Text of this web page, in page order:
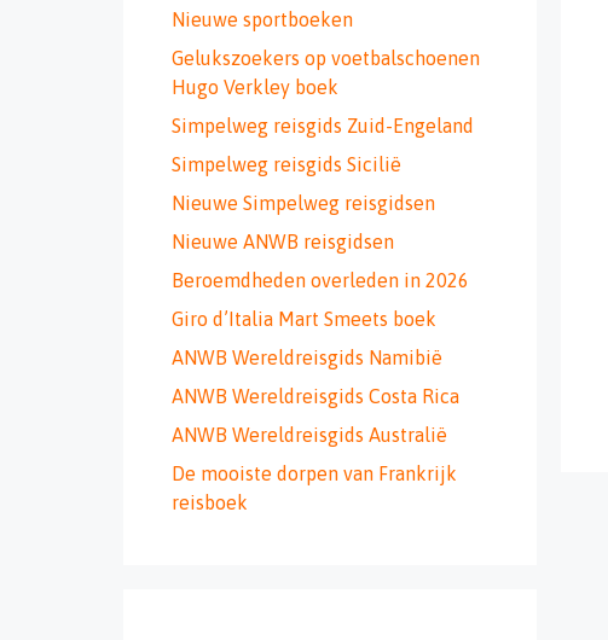
Nieuwe sportboeken
Gelukszoekers op voetbalschoenen
Hugo Verkley boek
Simpelweg reisgids Zuid-Engeland
Simpelweg reisgids Sicilië
Nieuwe Simpelweg reisgidsen
Nieuwe ANWB reisgidsen
Beroemdheden overleden in 2026
Giro d’Italia Mart Smeets boek
ANWB Wereldreisgids Namibië
ANWB Wereldreisgids Costa Rica
ANWB Wereldreisgids Australië
De mooiste dorpen van Frankrijk
reisboek